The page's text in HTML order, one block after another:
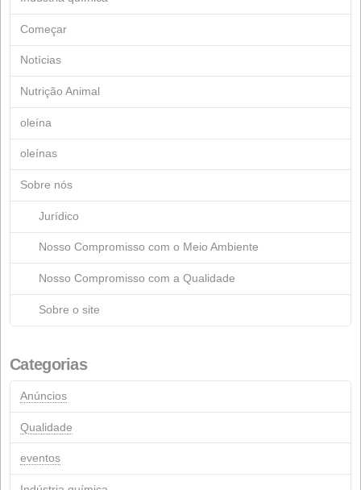
Janeiro 2019
Julho 2018
Março 2018
Março 2017
Junho 2015
Março 2015
Março 2013
Julho 2012
Janeiro 2012
Março 2011
Julho 2005
Março 2005